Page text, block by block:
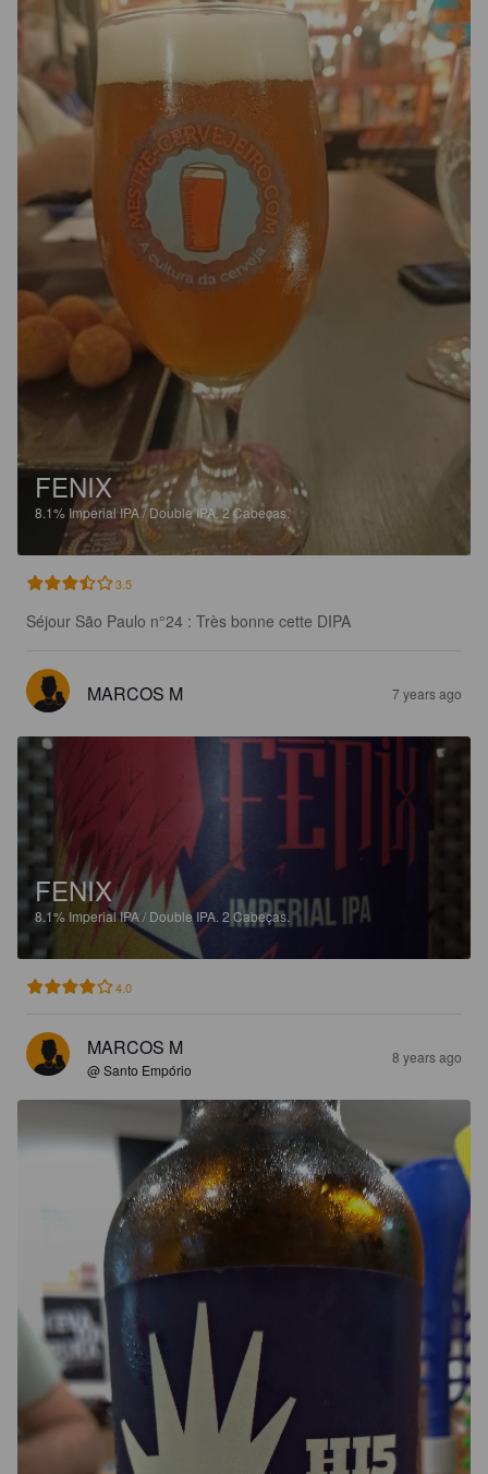
FENIX
8.1% Imperial IPA / Double IPA.2 Cabeças.
3.5
Séjour São Paulo n°24 : Très bonne cette DIPA
MARCOS M 7 years ago
FENIX
8.1% Imperial IPA / Double IPA. 2 Cabeças.
4.0
MARCOS M
@ Santo Empório
8 years ago